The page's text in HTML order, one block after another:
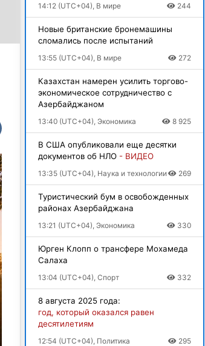
14:12 (UTC+04), В мире 244
Новые британские бронемашины
сломались после испытаний
13:55 (UTC+04), В мире 272
Казахстан намерен усилить торгово-
экономическое сотрудничество с
Азербайджаном
13:40 (UTC+04), Экономика 8 925
В США опубликовали еще десятки
документов об НЛО - ВИДЕО
13:35 (UTC+04), Наука и технологии 269
Туристический бум в освобожденных
районах Азербайджана
13:21 (UTC+04), Экономика 330
Юрген Клопп о трансфере Мохамеда
Салаха
13:04 (UTC+04), Спорт 332
8 августа 2025 года:
год, который оказался равен
десятилетиям
12:54 (UTC+04), Политика 295